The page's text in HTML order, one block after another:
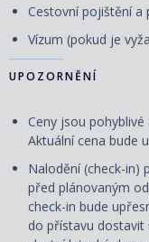
Cestovní pojištění a
Vízum (pokud je
UPOZORNĚNÍ
Ceny jsou
Aktuální cena bude
Nalodění (check-in)
před plánovaným
check-in bude
do přístavu